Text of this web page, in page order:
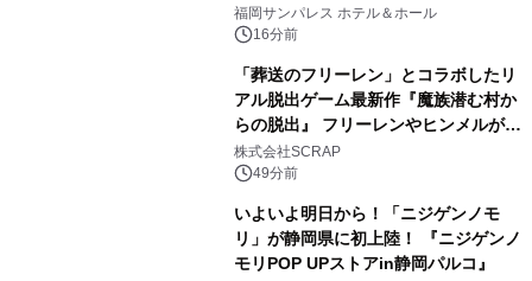
福岡サンパレス ホテル＆ホール
16分前
「葬送のフリーレン」とコラボしたリ
アル脱出ゲーム最新作『魔族潜む村か
らの脱出』 フリーレンやヒンメルが武
器を手に魔族を見据える描き下ろしメ
インビジュアル公開
株式会社SCRAP
49分前
いよいよ明日から！「ニジゲンノモ
リ」が静岡県に初上陸！ 『ニジゲンノ
モリPOP UPストアin静岡パルコ』